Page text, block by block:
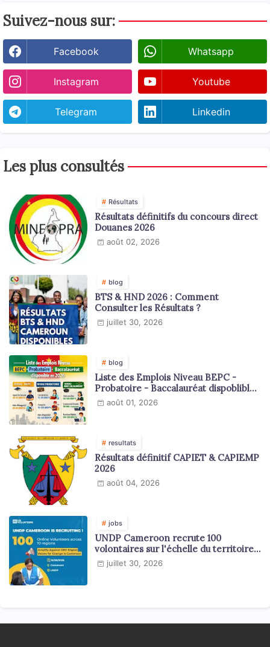
Suivez-nous sur:
Facebook Whatsapp
Instagram Youtube
Telegram Linkedin
Les plus consultés
Résultats
Résultats définitifs du concours direct
Douanes 2026
août 02, 2026
blog
BTS & HND 2026 : Comment
Consulter les Résultats ?
juillet 30, 2026
blog
Liste des Emplois Niveau BEPC -
Probatoire - Baccalauréat dispoblible
en 2026
août 01, 2026
resultats
Résultats définitif CAPIET & CAPIEMP
2026
août 04, 2026
jobs
UNDP Cameroon recrute 100
volontaires sur l'échelle du territoire
national
juillet 30, 2026